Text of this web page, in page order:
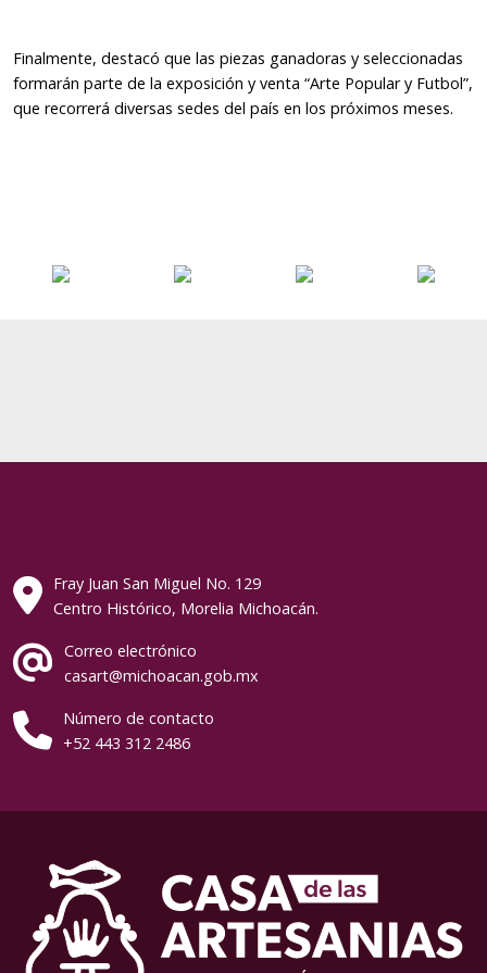
Finalmente, destacó que las piezas ganadoras y seleccionadas
formarán parte de la exposición y venta “Arte Popular y Futbol”,
que recorrerá diversas sedes del país en los próximos meses.
Fray Juan San Miguel No. 129
Centro Histórico, Morelia Michoacán.
Correo electrónico
casart@michoacan.gob.mx
Número de contacto
+52 443 312 2486